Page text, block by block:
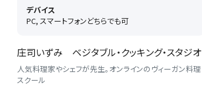
デバイス
PC, スマートフォンどちらでも可
庄司いずみ ベジタブル・クッキング・スタジオ
人気料理家やシェフが先生。オンラインのヴィーガン料理
スクール